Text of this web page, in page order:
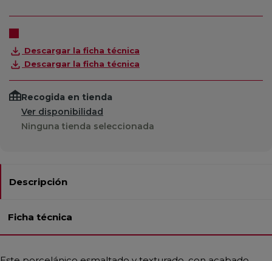
Descargar la ficha técnica
Descargar la ficha técnica
Recogida en tienda
Ver disponibilidad
Ninguna tienda seleccionada
Descripción
Ficha técnica